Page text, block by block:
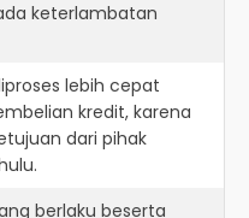
keterlambatan
lebih cepat
kredit, karena
dari pihak
berlaku beserta